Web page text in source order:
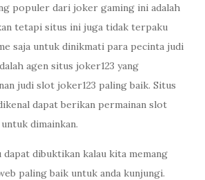
populer dari joker gaming ini adalah
tetapi situs ini juga tidak terpaku
saja untuk dinikmati para pecinta judi
agen situs joker123 yang
judi slot joker123 paling baik. Situs
dapat berikan permainan slot
dimainkan.
dapat dibuktikan kalau kita memang
paling baik untuk anda kunjungi.